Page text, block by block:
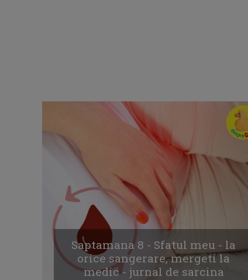
Saptamana 8 - Sfatul meu - la
orice sangerare, mergeti la
medic - jurnal de sarcina